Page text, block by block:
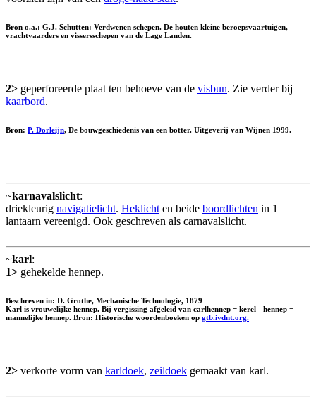
Bron o.a.: G.J. Schutten: Verdwenen schepen. De houten kleine beroepsvaartuigen,
vrachtvaarders en vissersschepen van de Lage Landen.
2> geperforeerde plaat ten behoeve van de visbun. Zie verder bij
kaarbord.
Bron: P. Dorleijn, De bouwgeschiedenis van een botter. Uitgeverij van Wijnen 1999.
~karnavalslicht:
driekleurig navigatielicht. Heklicht en beide boordlichten in 1
lantaarn vereenigd. Ook geschreven als carnavalslicht.
~karl:
1> gehekelde hennep.
Beschreven in: D. Grothe, Mechanische Technologie, 1879
Karl is vrouwelijke hennep. Bij vergissing afgeleid van carlhennep = kerel - hennep =
mannelijke hennep. Bron: Historische woordenboeken op gtb.ivdnt.org.
2> verkorte vorm van karldoek, zeildoek gemaakt van karl.